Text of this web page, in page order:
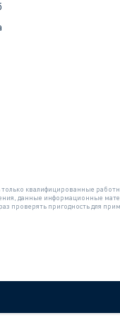
квалифицированные
данные информационные
проверять пригодность для